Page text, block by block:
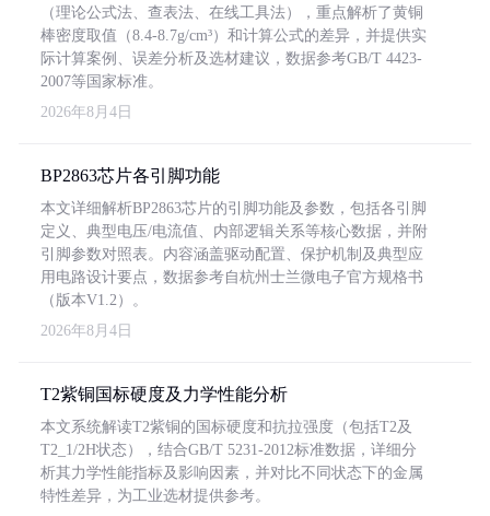
（理论公式法、查表法、在线工具法），重点解析了黄铜
棒密度取值（8.4-8.7g/cm³）和计算公式的差异，并提供实
际计算案例、误差分析及选材建议，数据参考GB/T 4423-
2007等国家标准。
2026年8月4日
BP2863芯片各引脚功能
本文详细解析BP2863芯片的引脚功能及参数，包括各引脚
定义、典型电压/电流值、内部逻辑关系等核心数据，并附
引脚参数对照表。内容涵盖驱动配置、保护机制及典型应
用电路设计要点，数据参考自杭州士兰微电子官方规格书
（版本V1.2）。
2026年8月4日
T2紫铜国标硬度及力学性能分析
本文系统解读T2紫铜的国标硬度和抗拉强度（包括T2及
T2_1/2H状态），结合GB/T 5231-2012标准数据，详细分
析其力学性能指标及影响因素，并对比不同状态下的金属
特性差异，为工业选材提供参考。